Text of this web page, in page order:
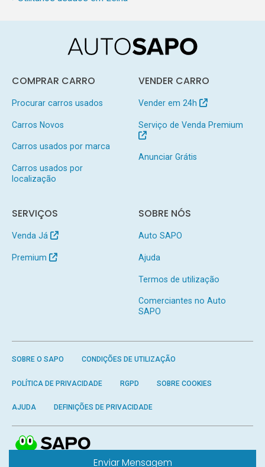
Enviar Mensagem
COMPRAR CARRO
Procurar carros usados
Carros Novos
Carros usados por marca
Carros usados por
localização
VENDER CARRO
Vender em 24h
Serviço de Venda Premium
Anunciar Grátis
SERVIÇOS
Venda Já
Premium
SOBRE NÓS
Auto SAPO
Ajuda
Termos de utilização
Comerciantes no Auto
SAPO
SOBRE O SAPO CONDIÇÕES DE UTILIZAÇÃO
POLÍTICA DE PRIVACIDADE RGPD SOBRE COOKIES
AJUDA DEFINIÇÕES DE PRIVACIDADE